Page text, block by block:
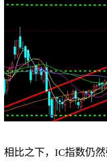
相比之下，IC指数仍